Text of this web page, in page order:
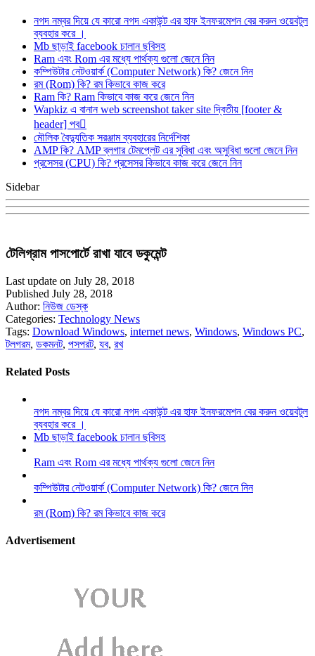
নগদ নম্বর দিয়ে যে কারো নগদ একাউন্ট এর হাফ ইনফরমেশন বের করুন ওয়েবটুল
ব্যবহার করে ।
Mb ছাড়াই facebook চালান ছবিসহ
Ram এবং Rom এর মধ্যে পার্থক্য গুলো জেনে নিন
কম্পিউটার নেটওয়ার্ক (Computer Network) কি? জেনে নিন
রম (Rom) কি? রম কিভাবে কাজ করে
Ram কি? Ram কিভাবে কাজ করে জেনে নিন
Wapkiz এ বানান web screenshot taker site দ্বিতীয় [footer &
header] পব
মৌলিক বৈদ্যুতিক সরঞ্জাম ব্যবহারের নির্দেশিকা
AMP কি? AMP ব্লগার টেমপ্লেট এর সুবিধা এবং অসুবিধা গুলো জেনে নিন
প্রসেসর (CPU) কি? প্রসেসর কিভাবে কাজ করে জেনে নিন
Sidebar
টেলিগ্রাম পাসপোর্টে রাখা যাবে ডকুমেন্ট
Last update on July 28, 2018
Published July 28, 2018
Author: নিউজ ডেস্ক
Categories: Technology News
Tags: Download Windows, internet news, Windows, Windows PC,
টলগরম, ডকমনট, পসপরট, যব, রখ
Related Posts
নগদ নম্বর দিয়ে যে কারো নগদ একাউন্ট এর হাফ ইনফরমেশন বের করুন ওয়েবটুল
ব্যবহার করে ।
Mb ছাড়াই facebook চালান ছবিসহ
Ram এবং Rom এর মধ্যে পার্থক্য গুলো জেনে নিন
কম্পিউটার নেটওয়ার্ক (Computer Network) কি? জেনে নিন
রম (Rom) কি? রম কিভাবে কাজ করে
Advertisement